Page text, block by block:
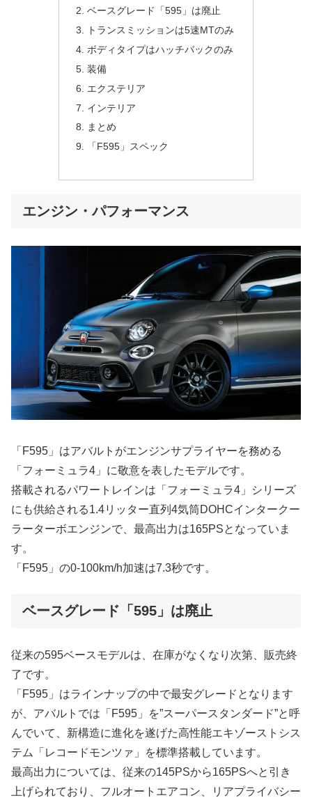
ベースグレード「595」は廃止
トランスミッションは5速MTのみ
ボディタイプはハッチバックのみ
装備
エクステリア
インテリア
まとめ
「F595」スペック
エンジン・パフォーマンス
「F595」はアバルトがエンジンサプライヤーを務める
「フォーミュラ4」に敬意を表したモデルです。
搭載されるパワートレインは「フォーミュラ4」シリーズ
にも供給される1.4リッター直列4気筒DOHCインタークー
ラーターボエンジンで、最高出力は165PSとなっていま
す。
「F595」の0-100km/h加速は7.3秒です。
ベースグレード「595」は廃止
従来の595ベースモデルは、在庫がなくなり次第、販売終
了です。
「F595」はラインナップの中で最安グレードとなります
が、アバルトでは「F595」を”スーパースタンダード”と呼
んでいて、新構造に進化を遂げた高性能エキゾーストシス
テム「レコードモンツァ」を標準搭載しています。
最高出力については、従来の145PSから165PSへと引き
上げられており、フルオートエアコン、リアプライバシー